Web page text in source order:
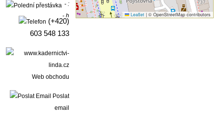
- :
- h
(+420)
603 548 133
Web obchodu
Poslat
email
Leaflet |© OpenStreetMap contributors